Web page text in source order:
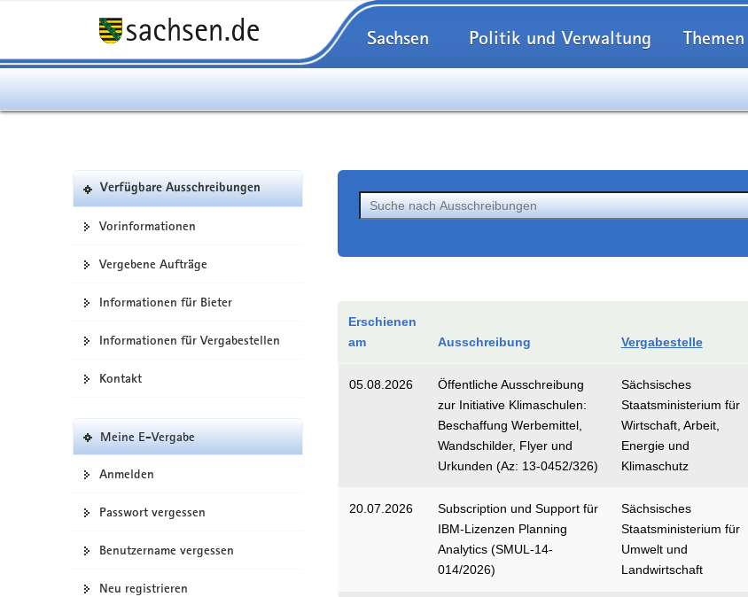
Sachsen Politik und Verwaltung Themen
Verfügbare Ausschreibungen
Vorinformationen
Vergebene Aufträge
Informationen für Bieter
Informationen für Vergabestellen
Kontakt
Meine E-Vergabe
Anmelden
Passwort vergessen
Benutzername vergessen
Neu registrieren
Erschienen
am
Ausschreibung Vergabestelle
05.08.2026
Öffentliche Ausschreibung
zur Initiative Klimaschulen:
Beschaffung Werbemittel,
Wandschilder, Flyer und
Urkunden (Az: 13-0452/326)
Sächsisches
Staatsministerium für
Wirtschaft, Arbeit,
Energie und
Klimaschutz
20.07.2026
Subscription und Support für
IBM-Lizenzen Planning
Analytics (SMUL-14-
014/2026)
Sächsisches
Staatsministerium für
Umwelt und
Landwirtschaft